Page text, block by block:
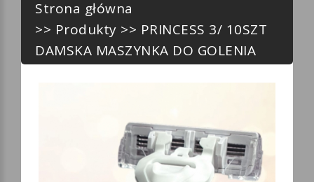
Strona główna
>> Produkty >> PRINCESS 3/ 10SZT
DAMSKA MASZYNKA DO GOLENIA